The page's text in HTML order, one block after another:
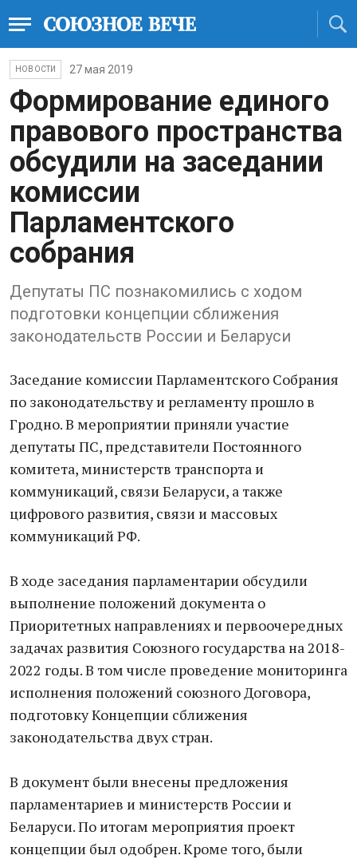
НОВОСТИ 27 мая 2019
Формирование единого
правового пространства
обсудили на заседании
комиссии
Парламентского
собрания
Депутаты ПС познакомились с ходом
подготовки концепции сближения
законодательств России и Беларуси
Заседание комиссии Парламентского Собрания
по законодательству и регламенту прошло в
Гродно. В мероприятии приняли участие
депутаты ПС, представители Постоянного
комитета, министерств транспорта и
коммуникаций, связи Беларуси, а также
цифрового развития, связи и массовых
коммуникаций РФ.
В ходе заседания парламентарии обсудили
выполнение положений документа о
Приоритетных направлениях и первоочередных
задачах развития Союзного государства на 2018-
2022 годы. В том числе проведение мониторинга
исполнения положений союзного Договора,
подготовку Концепции сближения
законодательства двух стран.
В документ были внесены предложения
парламентариев и министерств России и
Беларуси. По итогам мероприятия проект
концепции был одобрен. Кроме того, были